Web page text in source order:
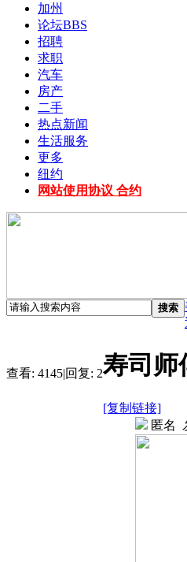
加州
论坛BBS
招聘
求职
汽车
房产
二手
热点新闻
生活服务
更多
纽约
网站使用协议 合约
搜索
查看: 4145|回复: 2寿司师
[复制链接]
匿名